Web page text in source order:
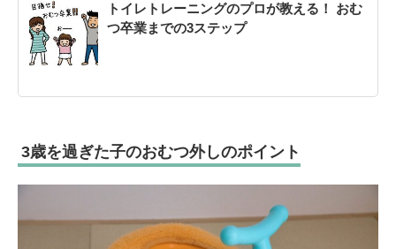
トイレトレーニングのプロが教える！ おむ
つ卒業までの3ステップ
3歳を過ぎた子のおむつ外しのポイント